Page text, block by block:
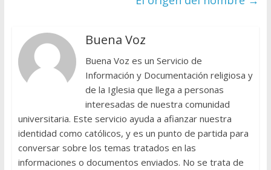
Buena Voz
Buena Voz es un Servicio de
Información y Documentación religiosa y
de la Iglesia que llega a personas
interesadas de nuestra comunidad
universitaria. Este servicio ayuda a afianzar nuestra
identidad como católicos, y es un punto de partida para
conversar sobre los temas tratados en las
informaciones o documentos enviados. No se trata de